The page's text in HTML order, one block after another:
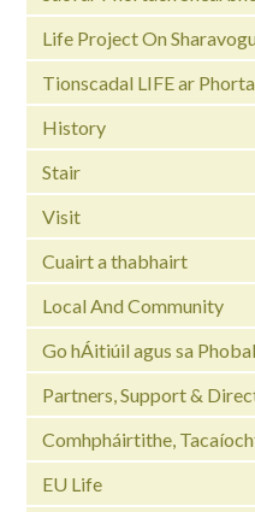
Life Project On
Tionscadal LIFE ar
History
Stair
Visit
Cuairt a thabhairt
Local And Community
Go hÁitiúil agus sa Phobal
Partners, Support &
Comhpháirtithe,
EU Life